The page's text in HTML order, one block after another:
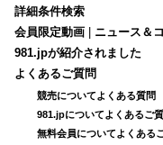
詳細条件検索
会員限定動画
ニュース＆
981.jpが紹介されました
よくあるご質問
競売についてよくある質問
981.jpについてよくあるご
無料会員についてよくある